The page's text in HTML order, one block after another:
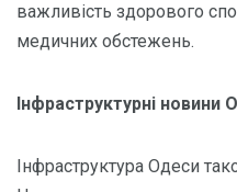
важливість здорового
медичних обстежень.
Інфраструктурні новини
Інфраструктура Одеси